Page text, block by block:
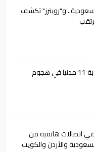
و"رويترز" تكشف
السعودية تعلن إصابة 11 مدنيا في هجوم
اتصالات هاتفية من
والأردن والكويت